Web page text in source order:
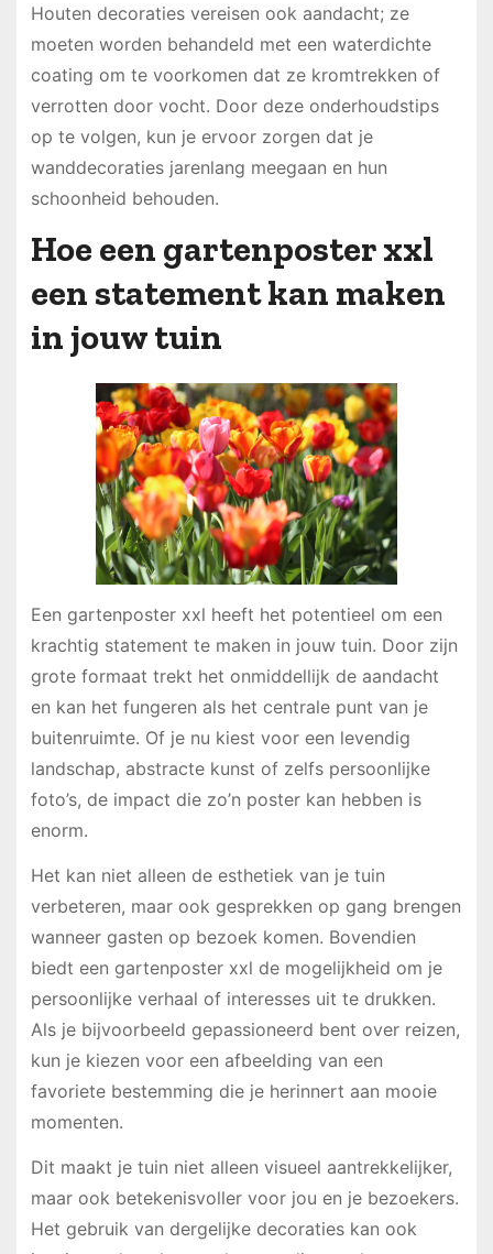
Houten decoraties vereisen ook aandacht; ze
moeten worden behandeld met een waterdichte
coating om te voorkomen dat ze kromtrekken of
verrotten door vocht. Door deze onderhoudstips
op te volgen, kun je ervoor zorgen dat je
wanddecoraties jarenlang meegaan en hun
schoonheid behouden.
Hoe een gartenposter xxl
een statement kan maken
in jouw tuin
Een gartenposter xxl heeft het potentieel om een
krachtig statement te maken in jouw tuin. Door zijn
grote formaat trekt het onmiddellijk de aandacht
en kan het fungeren als het centrale punt van je
buitenruimte. Of je nu kiest voor een levendig
landschap, abstracte kunst of zelfs persoonlijke
foto’s, de impact die zo’n poster kan hebben is
enorm.
Het kan niet alleen de esthetiek van je tuin
verbeteren, maar ook gesprekken op gang brengen
wanneer gasten op bezoek komen. Bovendien
biedt een gartenposter xxl de mogelijkheid om je
persoonlijke verhaal of interesses uit te drukken.
Als je bijvoorbeeld gepassioneerd bent over reizen,
kun je kiezen voor een afbeelding van een
favoriete bestemming die je herinnert aan mooie
momenten.
Dit maakt je tuin niet alleen visueel aantrekkelijker,
maar ook betekenisvoller voor jou en je bezoekers.
Het gebruik van dergelijke decoraties kan ook